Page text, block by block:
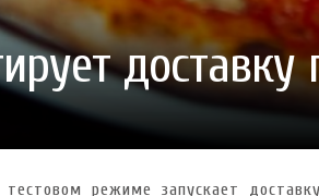
режиме запускает